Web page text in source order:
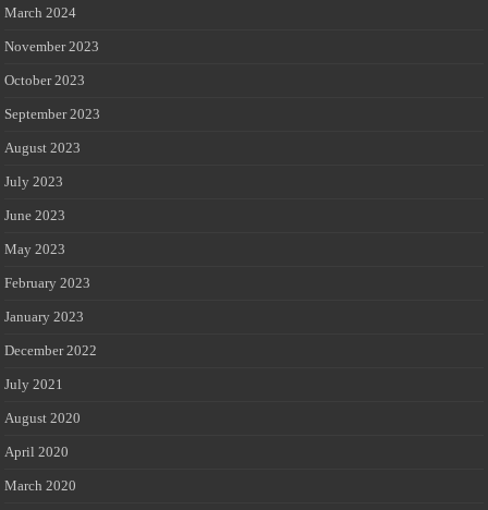
March 2024
November 2023
October 2023
September 2023
August 2023
July 2023
June 2023
May 2023
February 2023
January 2023
December 2022
July 2021
August 2020
April 2020
March 2020